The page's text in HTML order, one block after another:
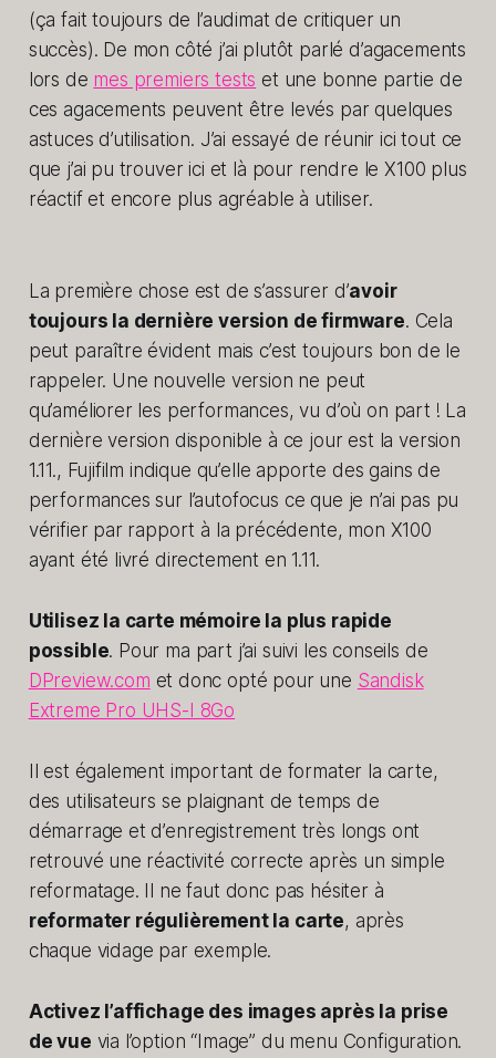
(ça fait toujours de l’audimat de critiquer un
succès). De mon côté j’ai plutôt parlé d’agacements
lors de mes premiers tests et une bonne partie de
ces agacements peuvent être levés par quelques
astuces d’utilisation. J’ai essayé de réunir ici tout ce
que j’ai pu trouver ici et là pour rendre le X100 plus
réactif et encore plus agréable à utiliser.
La première chose est de s’assurer d’avoir
toujours la dernière version de firmware. Cela
peut paraître évident mais c’est toujours bon de le
rappeler. Une nouvelle version ne peut
qu’améliorer les performances, vu d’où on part ! La
dernière version disponible à ce jour est la version
1.11., Fujifilm indique qu’elle apporte des gains de
performances sur l’autofocus ce que je n’ai pas pu
vérifier par rapport à la précédente, mon X100
ayant été livré directement en 1.11.
Utilisez la carte mémoire la plus rapide
possible. Pour ma part j’ai suivi les conseils de
DPreview.com et donc opté pour une Sandisk
Extreme Pro UHS-I 8Go
Il est également important de formater la carte,
des utilisateurs se plaignant de temps de
démarrage et d’enregistrement très longs ont
retrouvé une réactivité correcte après un simple
reformatage. Il ne faut donc pas hésiter à
reformater régulièrement la carte, après
chaque vidage par exemple.
Activez l’affichage des images après la prise
de vue via l’option “Image” du menu Configuration.